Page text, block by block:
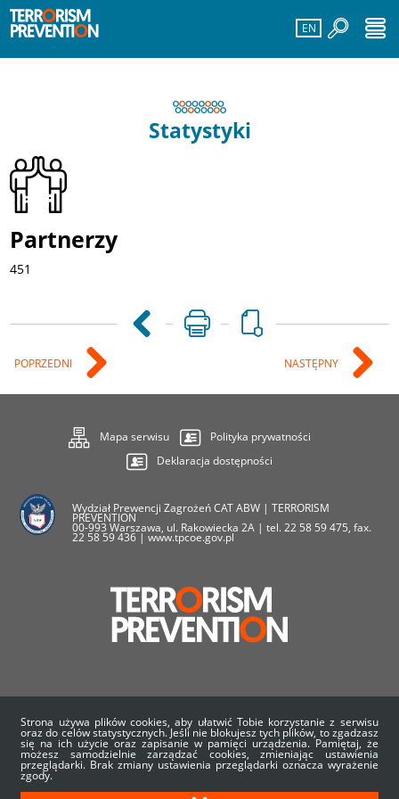
Strona używa plików cookies, aby ułatwić Tobie korzystanie z serwisu
oraz do celów statystycznych. Jeśli nie blokujesz tych plików, to zgadzasz
się na ich użycie oraz zapisanie w pamięci urządzenia. Pamiętaj, że
możesz samodzielnie zarządzać cookies, zmieniając ustawienia
przeglądarki. Brak zmiany ustawienia przeglądarki oznacza wyrażenie
zgody.
EN
Statystyki
Partnerzy
451
POPRZEDNI NASTĘPNY
Mapa serwisu
Polityka prywatności
Deklaracja dostępności
Wydział Prewencji Zagrożeń CAT ABW | TERRORISM
PREVENTION
00-993 Warszawa, ul. Rakowiecka 2A | tel. 22 58 59 475, fax.
22 58 59 436 | www.tpcoe.gov.pl
O nas Aktualności
Wydarzenia
Projekty UE
Kariera
Statystyki